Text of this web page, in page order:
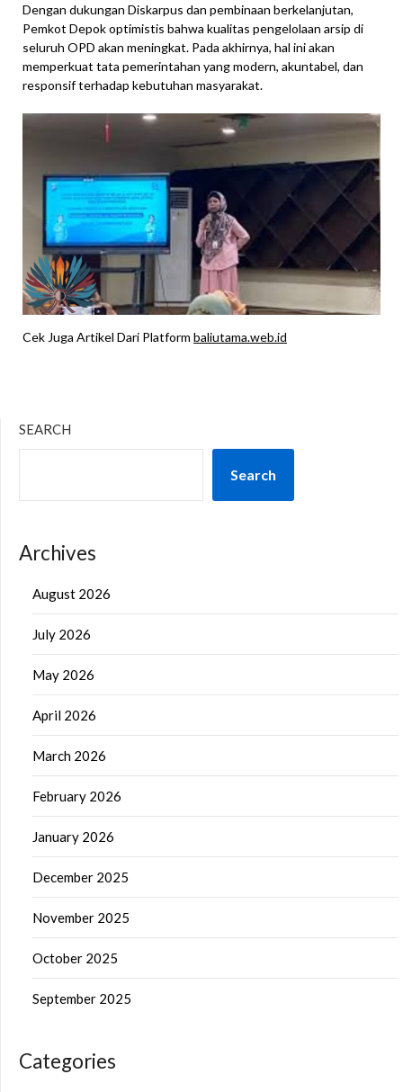
Dengan dukungan Diskarpus dan pembinaan berkelanjutan,
Pemkot Depok optimistis bahwa kualitas pengelolaan arsip di
seluruh OPD akan meningkat. Pada akhirnya, hal ini akan
memperkuat tata pemerintahan yang modern, akuntabel, dan
responsif terhadap kebutuhan masyarakat.
Cek Juga Artikel Dari Platform baliutama.web.id
SEARCH
Search
Archives
August 2026
July 2026
May 2026
April 2026
March 2026
February 2026
January 2026
December 2025
November 2025
October 2025
September 2025
Categories